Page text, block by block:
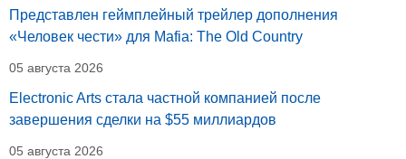
Представлен геймплейный трейлер дополнения
«Человек чести» для Mafia: The Old Country
05 августа 2026
Electronic Arts стала частной компанией после
завершения сделки на $55 миллиардов
05 августа 2026